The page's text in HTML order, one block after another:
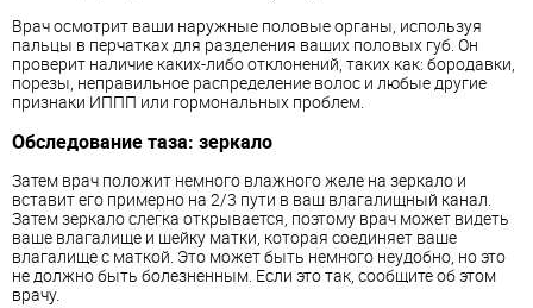
Врач осмотрит ваши наружные половые органы, используя
пальцы в перчатках для разделения ваших половых губ. Он
проверит наличие каких-либо отклонений, таких как: бородавки,
порезы, неправильное распределение волос и любые другие
признаки ИППП или гормональных проблем.
Обследование таза: зеркало
Затем врач положит немного влажного желе на зеркало и
вставит его примерно на 2/3 пути в ваш влагалищный канал.
Затем зеркало слегка открывается, поэтому врач может видеть
ваше влагалище и шейку матки, которая соединяет ваше
влагалище с маткой. Это может быть немного неудобно, но это
не должно быть болезненным. Если это так, сообщите об этом
врачу.